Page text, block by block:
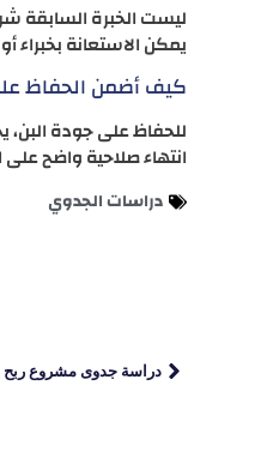
ليست الخبرة السابقة
يمكن الاستعانة
كيف أضمن الحفاظ
للحفاظ على جودة البن،
انتهاء صلاحية واضح
دراسات الجدوي
دراسة جدوى مشروع